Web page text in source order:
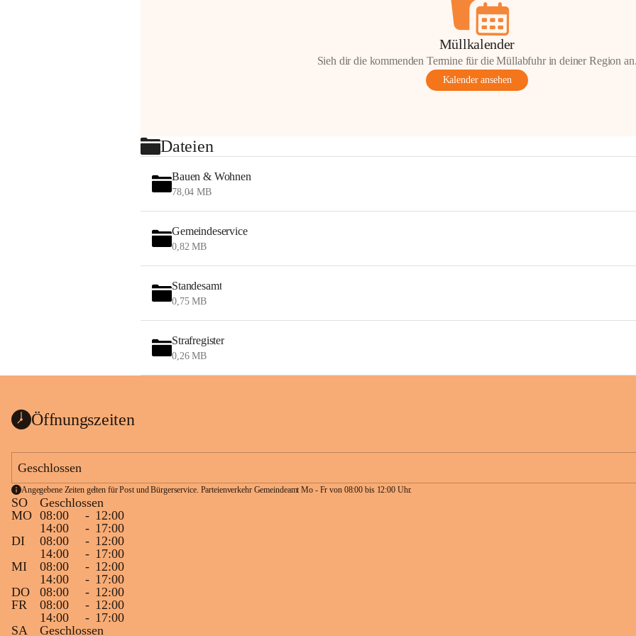
Müllkalender
Sieh dir die kommenden Termine für die Müllabfuhr in deiner Region
Kalender ansehen
Dateien
Bauen & Wohnen
78,04 MB
Gemeindeservice
0,82 MB
Standesamt
0,75 MB
Strafregister
0,26 MB
Öffnungszeiten
Geschlossen
Angegebene Zeiten gelten für Post und Bürgerservice. Parteienverkehr Gemeindeamt Mo - Fr von 08:00 bis 12:00 Uhr.
SO
Geschlossen
MO 08:00 - 12:00
14:00
- 17:00
DI
08:00 - 12:00
14:00
- 17:00
MI
08:00 - 12:00
14:00
- 17:00
DO
08:00 - 12:00
FR
08:00 - 12:00
14:00
- 17:00
SA
Geschlossen